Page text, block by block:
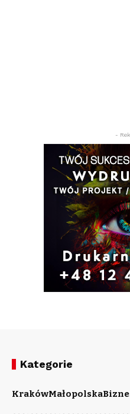
-
Kategorie
KrakówMałopolska